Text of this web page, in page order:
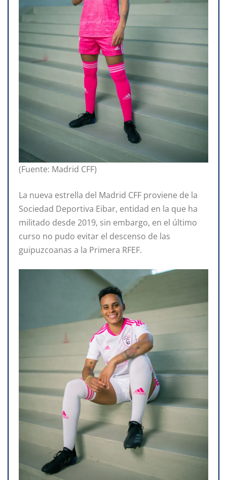
(Fuente: Madrid CFF)
La nueva estrella del Madrid CFF proviene de la
Sociedad Deportiva Eibar, entidad en la que ha
militado desde 2019, sin embargo, en el último
curso no pudo evitar el descenso de las
guipuzcoanas a la Primera RFEF.